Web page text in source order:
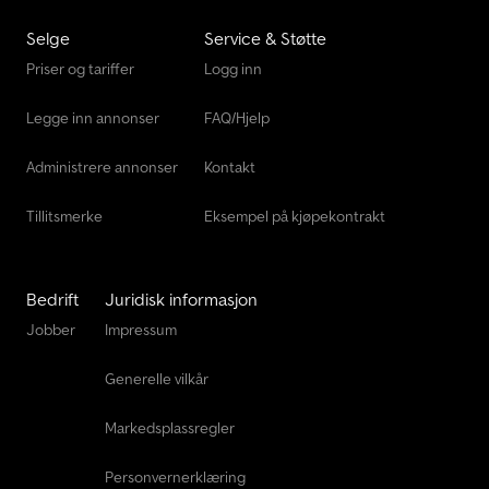
Vw Minibuss
Vw Varebil
Selge
Priser og tariffer
Legge inn annonser
Administrere annonser
Tillitsmerke
Service & Støtte
Logg inn
FAQ/Hjelp
Kontakt
Eksempel på kjøpekontrakt
Bedrift
Jobber
Juridisk informasjon
Impressum
Generelle vilkår
Markedsplassregler
Personvernerklæring